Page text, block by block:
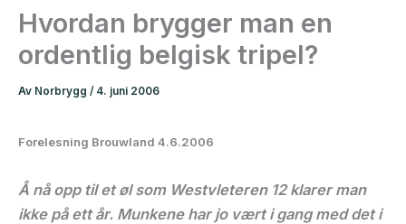
Hvordan brygger man en
ordentlig belgisk tripel?
Av Norbrygg / 4. juni 2006
Forelesning Brouwland 4.6.2006
Å nå opp til et øl som Westvleteren 12 klarer man
ikke på ett år. Munkene har jo vært i gang med det i